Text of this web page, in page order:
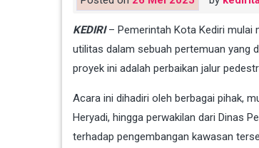
KEDIRI– Pemerintah Kota Kediri mulai
utilitas dalam sebuah pertemuan yang
proyek ini adalah perbaikan jalur
Acara ini dihadiri oleh berbagai pihak,
Heryadi, hingga perwakilan dari Dinas
terhadap pengembangan kawasan